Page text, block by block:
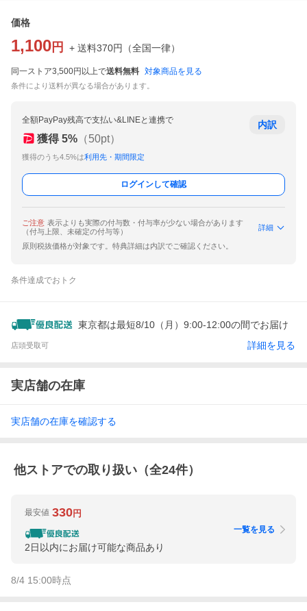
価格
1,100 円 + 送料370円 （全国一律）
同一ストア3,500円以上で送料無料 対象商品を見る
条件により送料が異なる場合があります。
全額PayPay残高で支払い&LINEと連携で
獲得 5% （50pt）
獲得のうち4.5%は利用先・期間限定
内訳
ログインして確認
ご注意 表示よりも実際の付与数・付与率が少ない場合があります
（付与上限、未確定の付与等）
詳細
原則税抜価格が対象です。特典詳細は内訳でご確認ください。
条件達成でおトク
東京都は最短8/10（月）9:00-12:00の間でお届け
店頭受取可 詳細を見る
実店舗の在庫
実店舗の在庫を確認する
他ストアでの取り扱い（全24件）
最安値 330円
2日以内にお届け可能な商品あり
一覧を見る
8/4 15:00時点